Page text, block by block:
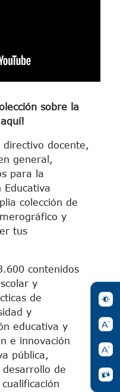
sobre la
docente,
general,
para la
Educativa
colección de
y
tus
contenidos
y
de
y
educativa y
e innovación
pública,
de